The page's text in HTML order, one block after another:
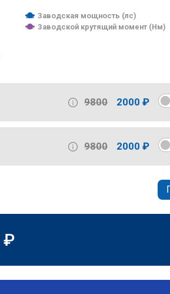
Заводская мощность (лс)
Заводской крутящий момент (Нм)
9800 2000 ₽
9800 2000 ₽
₽